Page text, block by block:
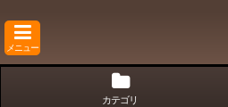
メニュー
カテゴリ